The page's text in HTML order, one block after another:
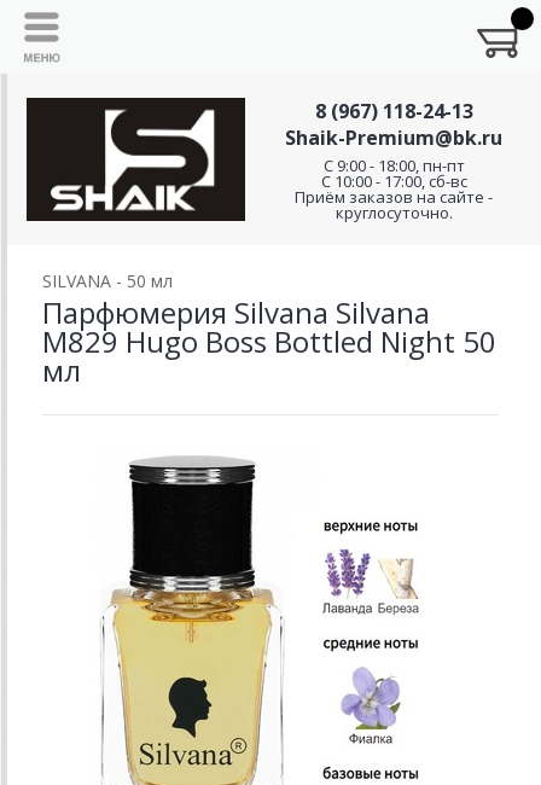
8 (967) 118-24-13
Shaik-Premium@bk.ru
C 9:00 - 18:00, пн-пт
С 10:00 - 17:00, сб-вс
Приём заказов на сайте -
круглосуточно.
SILVANA - 50 мл
Парфюмерия Silvana Silvana
M829 Hugo Boss Bottled Night 50
мл